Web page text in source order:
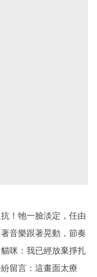
！牠一臉淡定，任由
音樂跟著晃動，節奏
咪：我已經放棄掙扎
留言：這畫面太療